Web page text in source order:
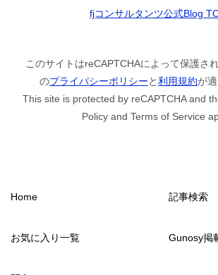
fjコンサルタンツ公式Blog
このサイトはreCAPTCHAによって保護さ
のプライバシーポリシーと利用規約が
This site is protected by reCAPTCHA and
Policy and Terms of Service
Home 記事検索
お気に入り一覧 Gunosy掲